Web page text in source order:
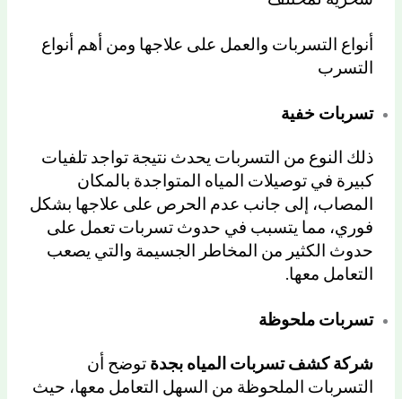
أنواع التسربات والعمل على علاجها ومن أهم أنواع
التسرب
تسربات خفية
ذلك النوع من التسربات يحدث نتيجة تواجد تلفيات
كبيرة في توصيلات المياه المتواجدة بالمكان
المصاب، إلى جانب عدم الحرص على علاجها بشكل
فوري، مما يتسبب في حدوث تسربات تعمل على
حدوث الكثير من المخاطر الجسيمة والتي يصعب
التعامل معها.
تسربات ملحوظة
شركة كشف تسربات المياه بجدة توضح أن
التسربات الملحوظة من السهل التعامل معها، حيث